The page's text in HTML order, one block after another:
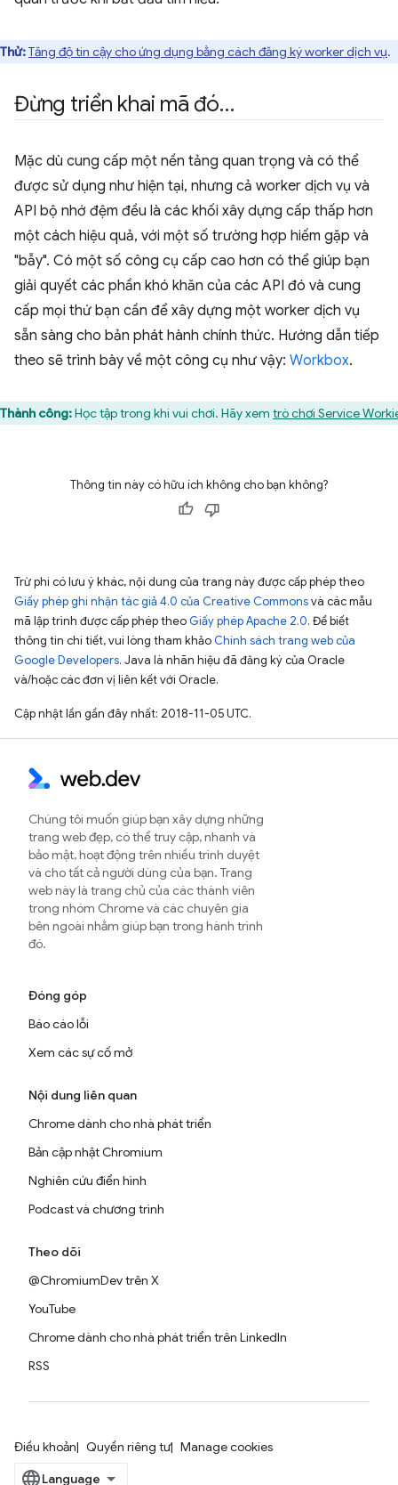
Thử:Tăng độ tin cậy cho ứng dụng bằng cách đăng ký worker dịch vụ.
Đừng triển khai mã đó…
Mặc dù cung cấp một nền tảng quan trọng và có thể
được sử dụng như hiện tại, nhưng cả worker dịch vụ và
API bộ nhớ đệm đều là các khối xây dựng cấp thấp hơn
một cách hiệu quả, với một số trường hợp hiếm gặp và
"bẫy". Có một số công cụ cấp cao hơn có thể giúp bạn
giải quyết các phần khó khăn của các API đó và cung
cấp mọi thứ bạn cần để xây dựng một worker dịch vụ
sẵn sàng cho bản phát hành chính thức. Hướng dẫn tiếp
theo sẽ trình bày về một công cụ như vậy: Workbox.
Thành công:Học tập trong khi vui chơi. Hãy xem trò chơi Service
Thông tin này có hữu ích không cho bạn không?
Trừ phi có lưu ý khác, nội dung của trang này được cấp phép theo
Giấy phép ghi nhận tác giả 4.0 của Creative Commonsvà các mẫu
mã lập trình được cấp phép theo Giấy phép Apache 2.0. Để biết
thông tin chi tiết, vui lòng tham khảo Chính sách trang web của
Google Developers. Java là nhãn hiệu đã đăng ký của Oracle
và/hoặc các đơn vị liên kết với Oracle.
Cập nhật lần gần đây nhất: 2018-11-05 UTC.
Chúng tôi muốn giúp bạn xây dựng những
trang web đẹp, có thể truy cập, nhanh và
bảo mật, hoạt động trên nhiều trình duyệt
và cho tất cả người dùng của bạn. Trang
web này là trang chủ của các thành viên
trong nhóm Chrome và các chuyên gia
bên ngoài nhằm giúp bạn trong hành trình
đó.
Đóng góp
Báo cáo lỗi
Xem các sự cố mở
Nội dung liên quan
Chrome dành cho nhà phát triển
Bản cập nhật Chromium
Nghiên cứu điển hình
Podcast và chương trình
Theo dõi
@ChromiumDev trên X
YouTube
Chrome dành cho nhà phát triển trên LinkedIn
RSS
Điều khoản Quyền riêng tư Manage cookies